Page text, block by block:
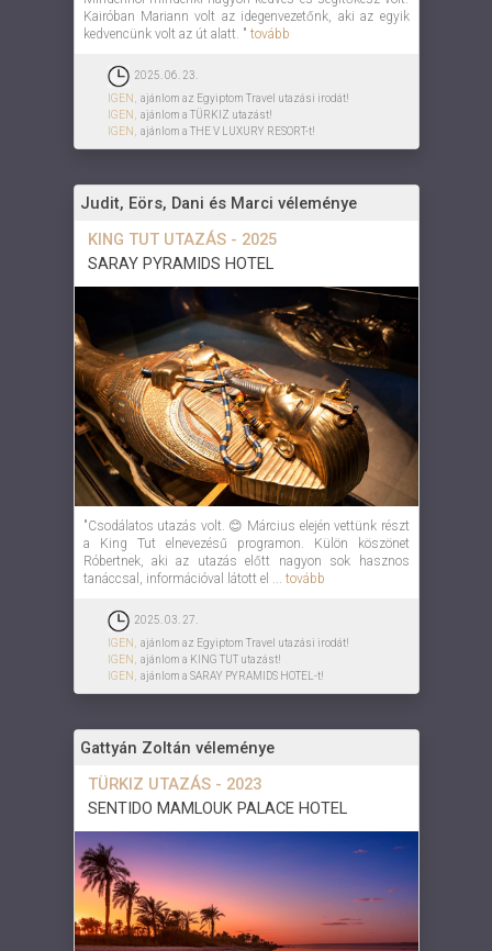
Kairóban Mariann volt az idegenvezetőnk, aki az egyik
kedvencünk volt az út alatt. " tovább
2025. 06. 23.
IGEN,
ajánlom az Egyiptom Travel utazási irodát!
IGEN,
ajánlom a TÜRKIZ utazást!
IGEN,
ajánlom a THE V LUXURY RESORT-t!
Judit, Eörs, Dani és Marci véleménye
KING TUT UTAZÁS - 2025
SARAY PYRAMIDS HOTEL
"Csodálatos utazás volt. 😊 Március elején vettünk részt
a King Tut elnevezésű programon. Külön köszönet
Róbertnek, aki az utazás előtt nagyon sok hasznos
tanáccsal, információval látott el ... tovább
2025. 03. 27.
IGEN,
ajánlom az Egyiptom Travel utazási irodát!
IGEN,
ajánlom a KING TUT utazást!
IGEN,
ajánlom a SARAY PYRAMIDS HOTEL-t!
Gattyán Zoltán véleménye
TÜRKIZ UTAZÁS - 2023
SENTIDO MAMLOUK PALACE HOTEL